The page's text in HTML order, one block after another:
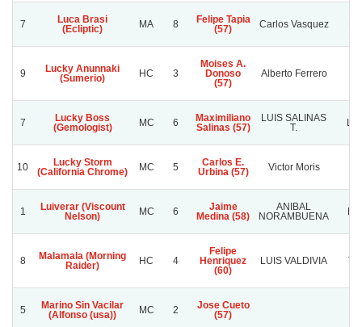
7
Luca Brasi
(Ecliptic)
MA 8
Felipe Tapia
(57)
Carlos Vasquez
9
Lucky Anunnaki
(Sumerio)
HC 3
Moises A.
Donoso
(57)
Alberto Ferrero
7
Lucky Boss
(Gemologist)
MC 6
Maximiliano
Salinas (57)
LUIS SALINAS
T.
LA
10
Lucky Storm
(California Chrome)
MC 5
Carlos E.
Urbina (57)
Victor Moris
1
Luiverar (Viscount
Nelson)
MC 6
Jaime
Medina (58)
ANIBAL
NORAMBUENA
8
Malamala (Morning
Raider)
HC 4
Felipe
Henriquez
(60)
LUIS VALDIVIA
5
Marino Sin Vacilar
(Alfonso (usa))
MC 2
Jose Cueto
(57)